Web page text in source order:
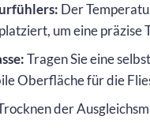
Der
um eine
Tragen Sie eine
Oberfläche für die
der